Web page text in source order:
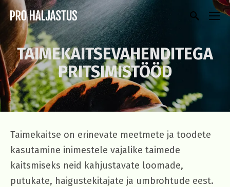
TAIMEKAITSEVAHENDITEGA
PRITSIMISTÖÖD
Taimekaitse on erinevate meetmete ja toodete
kasutamine inimestele vajalike taimede
kaitsmiseks neid kahjustavate loomade,
putukate, haigustekitajate ja umbrohtude eest.